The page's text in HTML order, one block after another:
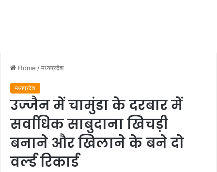
Home /मध्यप्रदेश
मध्यप्रदेश
उज्‍जैन में चामुंडा के दरबार में
सर्वाधिक साबुदाना खिचड़ी
बनाने और खिलाने के बने दो
वर्ल्‍ड रिकार्ड